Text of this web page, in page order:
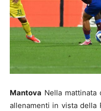
Mantova Nella
allenamenti in vista della